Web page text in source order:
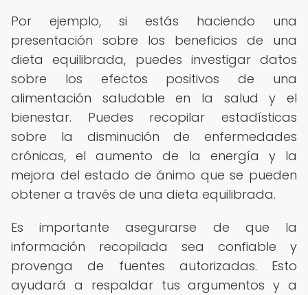
Por ejemplo, si estás haciendo una
presentación sobre los beneficios de una
dieta equilibrada, puedes investigar datos
sobre los efectos positivos de una
alimentación saludable en la salud y el
bienestar. Puedes recopilar estadísticas
sobre la disminución de enfermedades
crónicas, el aumento de la energía y la
mejora del estado de ánimo que se pueden
obtener a través de una dieta equilibrada.
Es importante asegurarse de que la
información recopilada sea confiable y
provenga de fuentes autorizadas. Esto
ayudará a respaldar tus argumentos y a